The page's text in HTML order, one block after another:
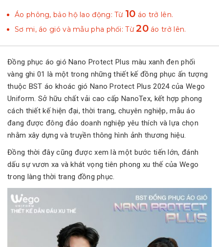
Áo phông, bảo hộ lao động: Từ 10 áo trở lên.
Sơ mi, áo gió và mẫu pha phối: Từ20áo trở lên.
Đồng phục áo gió Nano Protect Plus màu xanh đen phối
vàng ghi 01 là một trong những thiết kế đồng phục ấn tượng
thuộc BST áo khoác gió Nano Protect Plus 2024 của Wego
Uniform. Sở hữu chất vải cao cấp NanoTex, kết hợp phong
cách thiết kế hiện đại, thời trang, chuyên nghiệp, mẫu áo
đang được đông đảo doanh nghiệp yêu thích và lựa chọn
nhằm xây dựng và truyền thông hình ảnh thương hiệu.
Đồng thời đây cũng được xem là một bước tiến lớn, đánh
dấu sự vươn xa và khát vọng tiên phong xu thế của Wego
trong làng thời trang đồng phục.